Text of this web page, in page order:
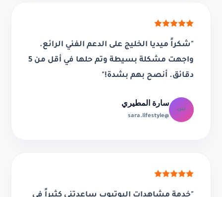
"شكراً ميديا الخليج على الدعم الفني الرائع.
دقائق. أنصح بهم بشدة!"
سارة المطيري